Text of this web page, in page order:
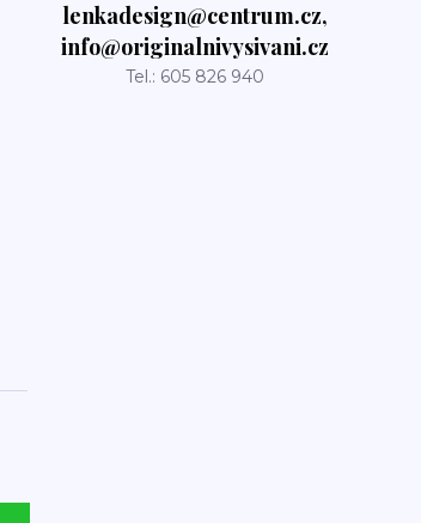
lenkadesign@centrum.cz,
info@originalnivysivani.cz
Tel.: 605 826 940